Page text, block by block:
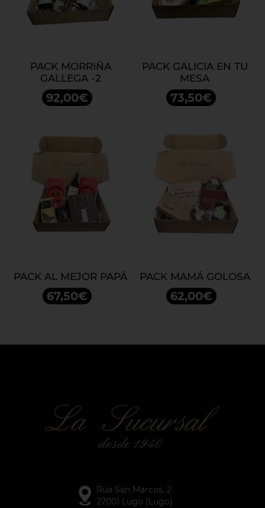
PACK MORRIÑA
GALLEGA -2
92,00€
PACK GALICIA EN TU
MESA
73,50€
PACK AL MEJOR PAPÁ
67,50€
PACK MAMÁ GOLOSA
62,00€
Rúa San Marcos, 2
27001 Lugo (Lugo)